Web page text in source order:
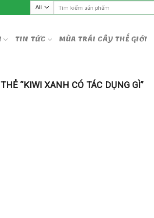
TIN TỨC MÙA TRÁI CÂY THẾ GIỚI
“KIWI XANH CÓ TÁC DỤNG GÌ”